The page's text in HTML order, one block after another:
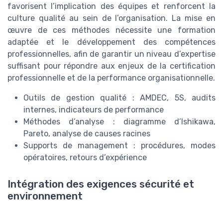
favorisent l’implication des équipes et renforcent la
culture qualité au sein de l’organisation. La mise en
œuvre de ces méthodes nécessite une formation
adaptée et le développement des compétences
professionnelles, afin de garantir un niveau d’expertise
suffisant pour répondre aux enjeux de la certification
professionnelle et de la performance organisationnelle.
Outils de gestion qualité : AMDEC, 5S, audits
internes, indicateurs de performance
Méthodes d’analyse : diagramme d’Ishikawa,
Pareto, analyse de causes racines
Supports de management : procédures, modes
opératoires, retours d’expérience
Intégration des exigences sécurité et
environnement